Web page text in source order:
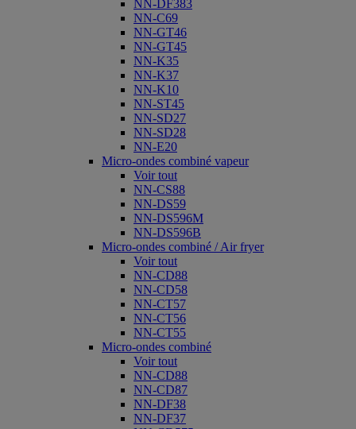
NN-DF383
NN-C69
NN-GT46
NN-GT45
NN-K35
NN-K37
NN-K10
NN-ST45
NN-SD27
NN-SD28
NN-E20
Micro-ondes combiné vapeur
Voir tout
NN-CS88
NN-DS59
NN-DS596M
NN-DS596B
Micro-ondes combiné / Air fryer
Voir tout
NN-CD88
NN-CD58
NN-CT57
NN-CT56
NN-CT55
Micro-ondes combiné
Voir tout
NN-CD88
NN-CD87
NN-DF38
NN-DF37